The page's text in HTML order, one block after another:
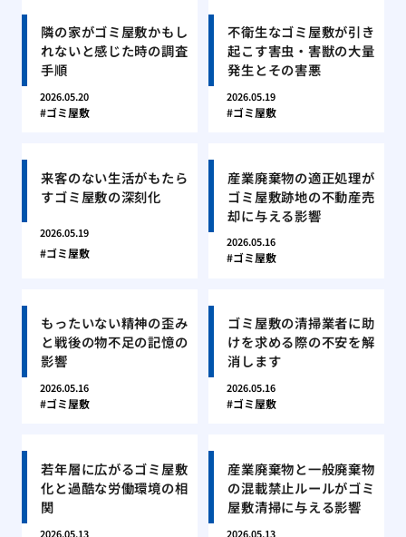
隣の家がゴミ屋敷かもし
れないと感じた時の調査
手順
2026.05.20
ゴミ屋敷
不衛生なゴミ屋敷が引き
起こす害虫・害獣の大量
発生とその害悪
2026.05.19
ゴミ屋敷
来客のない生活がもたら
すゴミ屋敷の深刻化
2026.05.19
ゴミ屋敷
産業廃棄物の適正処理が
ゴミ屋敷跡地の不動産売
却に与える影響
2026.05.16
ゴミ屋敷
もったいない精神の歪み
と戦後の物不足の記憶の
影響
2026.05.16
ゴミ屋敷
ゴミ屋敷の清掃業者に助
けを求める際の不安を解
消します
2026.05.16
ゴミ屋敷
若年層に広がるゴミ屋敷
化と過酷な労働環境の相
関
2026.05.13
産業廃棄物と一般廃棄物
の混載禁止ルールがゴミ
屋敷清掃に与える影響
2026.05.13